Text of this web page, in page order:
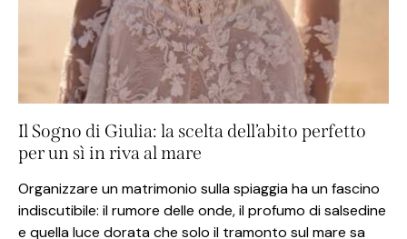
Il Sogno di Giulia: la scelta dell’abito perfetto
per un sì in riva al mare
Organizzare un matrimonio sulla spiaggia ha un fascino
indiscutibile: il rumore delle onde, il profumo di salsedine
e quella luce dorata che solo il tramonto sul mare sa